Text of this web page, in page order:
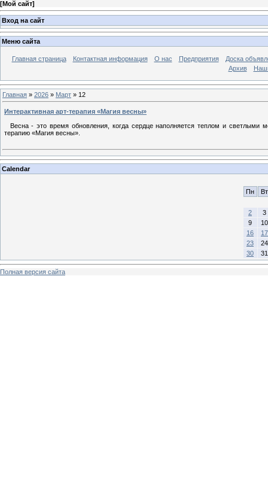
[Мой сайт]
Вход на сайт
Меню сайта
Главная страница Контактная информация О нас Предприятия
Доска
Архив
Главная » 2026 » Март » 12
Интерактивная арт-терапия «Магия весны»
Весна - это время обновления, когда сердце наполняется теплом и светлыми
терапию «Магия весны».
Calendar
Пн Вт
2
3
9
10
16
17
23
24
30
31
Полная версия сайта